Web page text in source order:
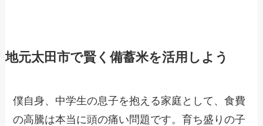
地元太田市で賢く備蓄米を活用しよう
僕自身、中学生の息子を抱える家庭として、食費
の高騰は本当に頭の痛い問題です。育ち盛りの子